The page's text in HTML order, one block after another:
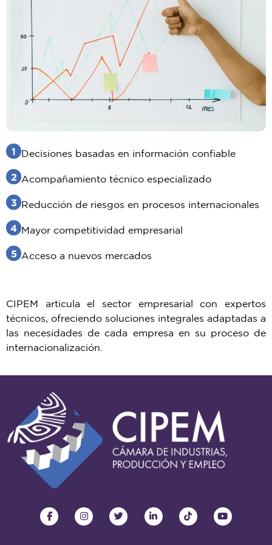
1 Decisiones basadas en información confiable
2 Acompañamiento técnico especializado
3 Reducción de riesgos en procesos internacionales
4 Mayor competitividad empresarial
5 Acceso a nuevos mercados
CIPEM articula el sector empresarial con expertos
técnicos, ofreciendo soluciones integrales adaptadas a
las necesidades de cada empresa en su proceso de
internacionalización.